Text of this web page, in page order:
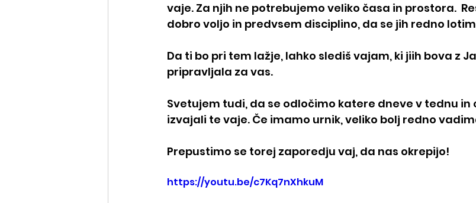
vaje. Za njih ne potrebujemo veliko časa in prostora.
dobro voljo in predvsem disciplino, da se jih redno
Da ti bo pri tem lažje, lahko slediš vajam, ki jiih bova z
pripravljala za vas.
Svetujem tudi, da se odločimo katere dneve v tednu in
izvajali te vaje. Če imamo urnik, veliko bolj redno
Prepustimo se torej zaporedju vaj, da nas okrepijo!
https://youtu.be/c7Kq7nXhkuM